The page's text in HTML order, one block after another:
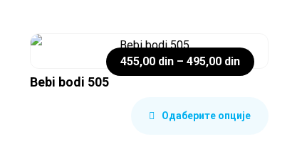
Bebi bodi 505
455,00 din – 495,00 din
Одаберите опције